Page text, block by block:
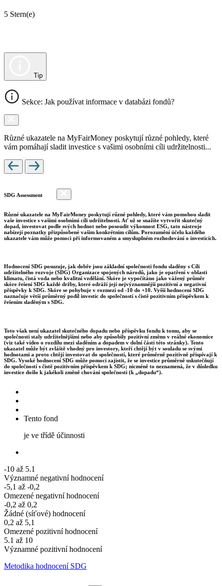
5 Stern(e)
Tip
Sekce: Jak používat informace v databázi fondů?
Různé ukazatele na MyFairMoney poskytují různé pohledy, které
vám pomáhají sladit investice s vašimi osobními cíli udržitelnosti...
SDG Assessment
Různé ukazatele na MyFairMoney poskytují různé pohledy, které vám pomohou sladit
vaše investice s vašimi osobními cíli udržitelnosti. Ať už se snažíte vytvořit skutečný
dopad, investovat podle svých hodnot nebo posoudit výkonnost ESG, tato nástroje
nabízejí poznatky přizpůsobené vašim konkrétním cílům. Porozumění účelu každého
ukazatele vám může pomoci při informovaném a smysluplném rozhodování o investicích.
Hodnocení SDG posuzuje, jak dobře jsou základní společnosti fondu sladěny s Cíli
udržitelného rozvoje (SDG) Organizace spojených národů, jako je opatření v oblasti
klimatu, čistá voda nebo kvalitní vzdělání. Skóre je vypočítáno jako vážený průměr
skóre řešení SDG každé držby, které odráží její nejvýznamnější pozitivní a negativní
příspěvky k SDG. Skóre se pohybuje v rozmezí od -10 do +10. Vyšší hodnocení SDG
naznačuje větší průměrný podíl investic do společností s čistě pozitivním příspěvkem k
řešením sladěným s SDG.
Toto však není ukazatel skutečného dopadu nebo příspěvku fondu k tomu, aby se
společnosti staly udržitelnějšími nebo aby způsobily pozitivní změnu v reálné ekonomice
(viz také video o rozdílu mezi sladěním a dopadem v dolní části této stránky). Tento
ukazatel může být zvláště vhodný pro investory, kteří chtějí být v souladu se svými
hodnotami a proto chtějí investovat do společností, které průměrně pozitivně přispívají k
SDG. Vysoké hodnocení SDG může pomoci zajistit, že se investice průměrně uskutečňují
do společností s čistě pozitivním příspěvkem k SDG; nicméně to neznamená, že v důsledku
investice došlo k jakékoli změně chování společnosti (k „dopadu“).
Tento fond
je ve třídě účinnosti
-10 až 5.1
Významné negativní hodnocení
-5,1 až -0,2
Omezené negativní hodnocení
-0,2 až 0,2
Žádné (síťové) hodnocení
0,2 až 5,1
Omezené pozitivní hodnocení
5.1 až 10
Významné pozitivní hodnocení
Metodika hodnocení SDG